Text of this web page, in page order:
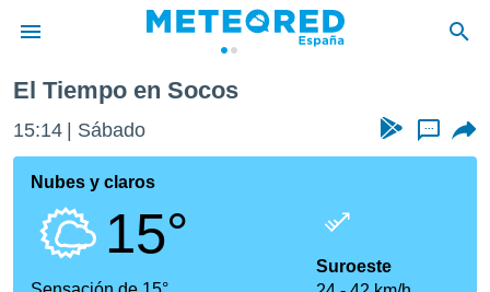
de
por
que se
calidad.
a este
El Tiempo en Socos
15:14 Sábado ...
Nubes y claros
15°
Suroeste